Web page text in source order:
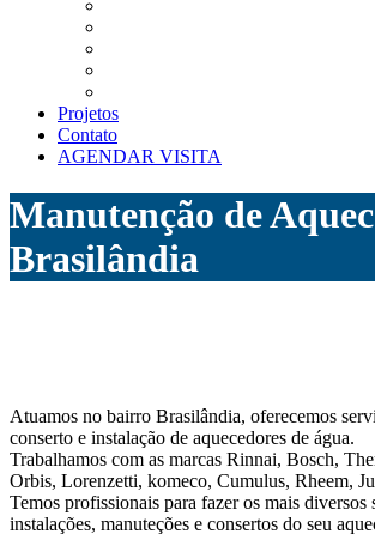
Projetos
Contato
AGENDAR VISITA
Manutenção de
Brasilândia
Atuamos no bairro Brasilândia, oferecemos
conserto e instalação de aquecedores de água.
Trabalhamos com as marcas Rinnai, Bosch,
Orbis, Lorenzetti, komeco, Cumulus, Rheem,
Temos profissionais para fazer os mais diversos
instalações, manuteções e consertos do seu